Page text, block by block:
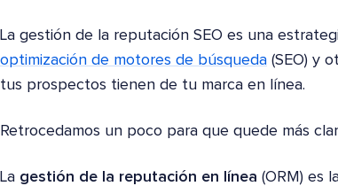
La gestión de la reputación SEO es una
optimización de motores de búsqueda (SEO) y
tus prospectos tienen de tu marca en línea.
Retrocedamos un poco para que quede más
La gestión de la reputación en línea (ORM) es